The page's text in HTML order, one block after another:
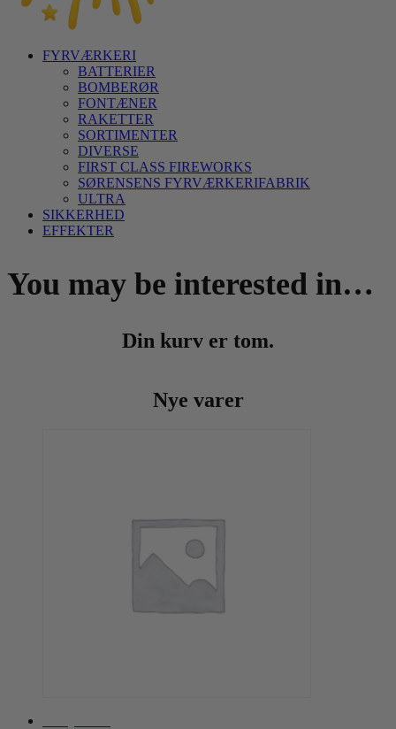
FYRVÆRKERI
BATTERIER
BOMBERØR
FONTÆNER
RAKETTER
SORTIMENTER
DIVERSE
FIRST CLASS FIREWORKS
SØRENSENS FYRVÆRKERIFABRIK
ULTRA
SIKKERHED
EFFEKTER
You may be interested in…
Din kurv er tom.
Nye varer